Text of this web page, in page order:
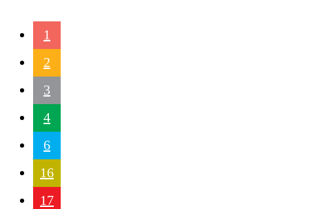
1
2
3
4
6
16
17